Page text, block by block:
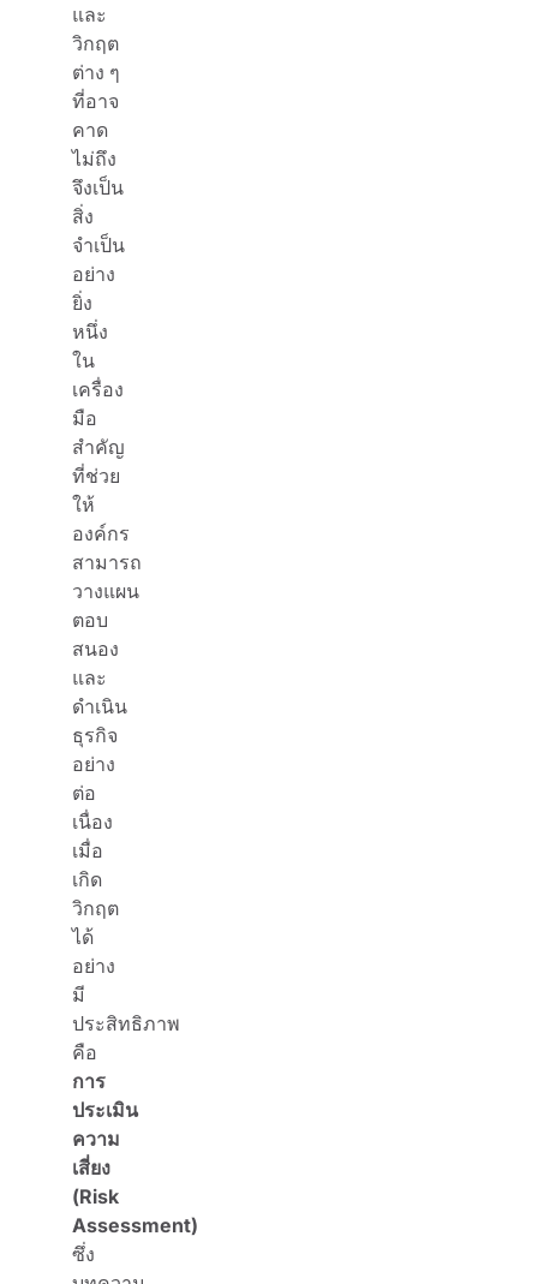
และ
วิกฤต
ต่าง ๆ
ที่อาจ
คาด
ไม่ถึง
จึงเป็น
สิ่ง
จำเป็น
อย่าง
ยิ่ง
หนึ่ง
ใน
เครื่อง
มือ
สำคัญ
ที่ช่วย
ให้
องค์กร
สามารถ
วางแผน
ตอบ
สนอง
และ
ดำเนิน
ธุรกิจ
อย่าง
ต่อ
เนื่อง
เมื่อ
เกิด
วิกฤต
ได้
อย่าง
มี
ประสิทธิภาพ
คือ
การ
ประเมิน
ความ
เสี่ยง
(Risk
Assessment)
ซึ่ง